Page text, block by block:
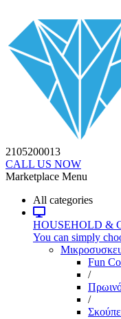
2105200013
CALL US NOW
Marketplace Menu
All categories
HOUSEHOLD &
You can simply
Fun
/
/